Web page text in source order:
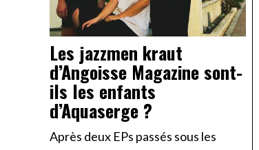
Les jazzmen kraut
d’Angoisse Magazine sont-
ils les enfants
d’Aquaserge ?
Après deux EPs passés sous les